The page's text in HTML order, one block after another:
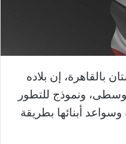
بالقاهرة، إن بلاده
ونموذج للتطور
أبنائها بطريقة